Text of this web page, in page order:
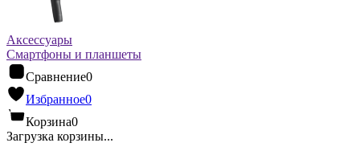
Аксессуары
Смартфоны и планшеты
Сравнение0
Избранное0
Корзина0
Загрузка корзины...